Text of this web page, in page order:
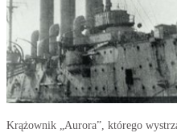
Krążownik „Aurora”, którego